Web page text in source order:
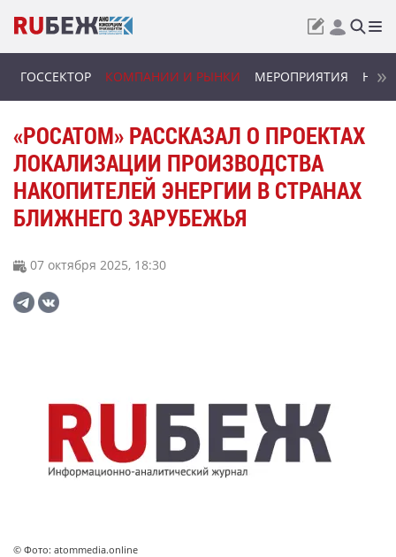
ГОССЕКТОР КОМПАНИИ И РЫНКИ МЕРОПРИЯТИЯ
«РОСАТОМ» РАССКАЗАЛ О ПРОЕКТАХ
ЛОКАЛИЗАЦИИ ПРОИЗВОДСТВА
НАКОПИТЕЛЕЙ ЭНЕРГИИ В СТРАНАХ
БЛИЖНЕГО ЗАРУБЕЖЬЯ
07 октября 2025, 18:30
© Фото: atommedia.online